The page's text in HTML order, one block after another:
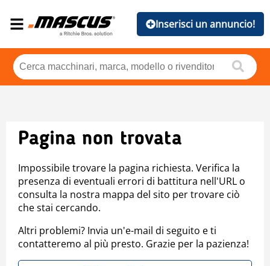
Inserisci un annuncio!
Pagina non trovata
Impossibile trovare la pagina richiesta. Verifica la
presenza di eventuali errori di battitura nell'URL o
consulta la nostra mappa del sito per trovare ciò
che stai cercando.
Altri problemi? Invia un'e-mail di seguito e ti
contatteremo al più presto. Grazie per la pazienza!